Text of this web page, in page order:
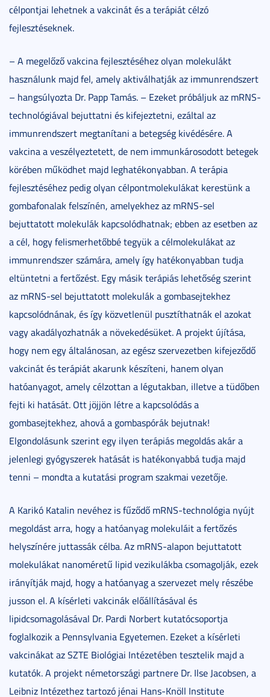
célpontjai lehetnek a vakcinát és a terápiát célzó
fejlesztéseknek.
– A megelőző vakcina fejlesztéséhez olyan molekulákt
használunk majd fel, amely aktiválhatják az immunrendszert
– hangsúlyozta Dr. Papp Tamás. – Ezeket próbáljuk az mRNS-
technológiával bejuttatni és kifejeztetni, ezáltal az
immunrendszert megtanítani a betegség kivédésére. A
vakcina a veszélyeztetett, de nem immunkárosodott betegek
körében működhet majd leghatékonyabban. A terápia
fejlesztéséhez pedig olyan célpontmolekulákat kerestünk a
gombafonalak felszínén, amelyekhez az mRNS-sel
bejuttatott molekulák kapcsolódhatnak; ebben az esetben az
a cél, hogy felismerhetőbbé tegyük a célmolekulákat az
immunrendszer számára, amely így hatékonyabban tudja
eltüntetni a fertőzést. Egy másik terápiás lehetőség szerint
az mRNS-sel bejuttatott molekulák a gombasejtekhez
kapcsolódnának, és így közvetlenül pusztíthatnák el azokat
vagy akadályozhatnák a növekedésüket. A projekt újítása,
hogy nem egy általánosan, az egész szervezetben kifejeződő
vakcinát és terápiát akarunk készíteni, hanem olyan
hatóanyagot, amely célzottan a légutakban, illetve a tüdőben
fejti ki hatását. Ott jöjjön létre a kapcsolódás a
gombasejtekhez, ahová a gombaspórák bejutnak!
Elgondolásunk szerint egy ilyen terápiás megoldás akár a
jelenlegi gyógyszerek hatását is hatékonyabbá tudja majd
tenni – mondta a kutatási program szakmai vezetője.
A Karikó Katalin nevéhez is fűződő mRNS-technológia nyújt
megoldást arra, hogy a hatóanyag molekuláit a fertőzés
helyszínére juttassák célba. Az mRNS-alapon bejuttatott
molekulákat nanoméretű lipid vezikulákba csomagolják, ezek
irányítják majd, hogy a hatóanyag a szervezet mely részébe
jusson el. A kísérleti vakcinák előállításával és
lipidcsomagolásával Dr. Pardi Norbert kutatócsoportja
foglalkozik a Pennsylvania Egyetemen. Ezeket a kísérleti
vakcinákat az SZTE Biológiai Intézetében tesztelik majd a
kutatók. A projekt németországi partnere Dr. Ilse Jacobsen, a
Leibniz Intézethez tartozó jénai Hans-Knöll Institute